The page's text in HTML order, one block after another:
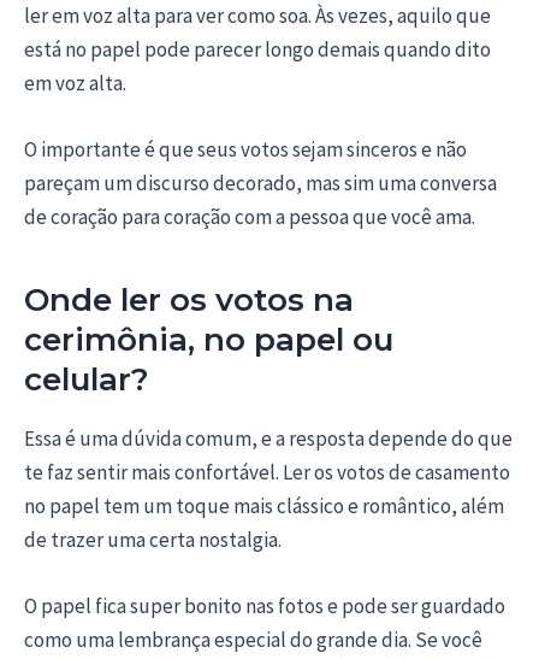
ler em voz alta para ver como soa. Às vezes, aquilo que
está no papel pode parecer longo demais quando dito
em voz alta.
O importante é que seus votos sejam sinceros e não
pareçam um discurso decorado, mas sim uma conversa
de coração para coração com a pessoa que você ama.
Onde ler os votos na
cerimônia, no papel ou
celular?
Essa é uma dúvida comum, e a resposta depende do que
te faz sentir mais confortável. Ler os votos de casamento
no papel tem um toque mais clássico e romântico, além
de trazer uma certa nostalgia.
O papel fica super bonito nas fotos e pode ser guardado
como uma lembrança especial do grande dia. Se você